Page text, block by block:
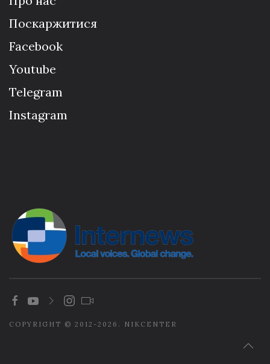
Поскаржитися
Facebook
Youtube
Telegram
Instagram
COPYRIGHT © 2012-2026. NIKCENTER